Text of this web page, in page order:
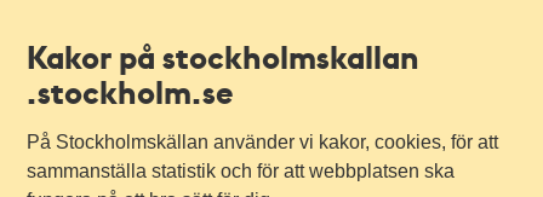
Kakor på stockholmskallan
.stockholm.se
På Stockholmskällan använder vi kakor, cookies, för att
sammanställa statistik och för att webbplatsen ska